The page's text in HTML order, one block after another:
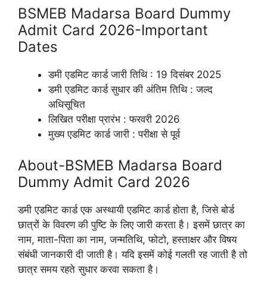
BSMEB Madarsa Board Dummy
Admit Card 2026-Important
Dates
डमी एडमिट कार्ड जारी तिथि : 19 दिसंबर 2025
डमी एडमिट कार्ड सुधार की अंतिम तिथि : जल्द
अधिसूचित
लिखित परीक्षा प्रारंभ : फरवरी 2026
मुख्य एडमिट कार्ड जारी : परीक्षा से पूर्व
About-BSMEB Madarsa Board
Dummy Admit Card 2026
डमी एडमिट कार्ड एक अस्थायी एडमिट कार्ड होता है, जिसे बोर्ड
छात्रों के विवरण की पुष्टि के लिए जारी करता है। इसमें छात्र का
नाम, माता-पिता का नाम, जन्मतिथि, फोटो, हस्ताक्षर और विषय
संबंधी जानकारी दी जाती है। यदि इसमें कोई गलती रह जाती है तो
छात्र समय रहते सुधार करवा सकता है।